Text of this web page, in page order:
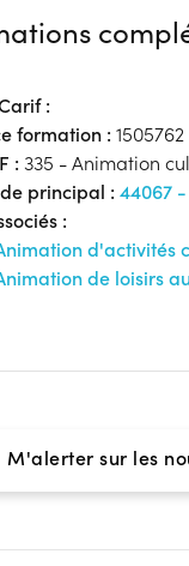
:
formation : 1505762
: 335 - Animation
principal : 44067
:
d'activités
de loisirs
M'alerter sur les